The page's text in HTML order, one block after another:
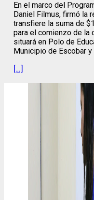
En el marco del
Daniel Filmus, firmó la
transfiere la suma de
para el comienzo de la
situará en Polo de
Municipio de Escobar
[…]